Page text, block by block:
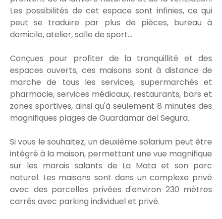
Les possibilités de cet espace sont infinies, ce qui
peut se traduire par plus de pièces, bureau à
domicile, atelier, salle de sport...
Conçues pour profiter de la tranquillité et des
espaces ouverts, ces maisons sont à distance de
marche de tous les services, supermarchés et
pharmacie, services médicaux, restaurants, bars et
zones sportives, ainsi qu'à seulement 8 minutes des
magnifiques plages de Guardamar del Segura.
Si vous le souhaitez, un deuxième solarium peut être
intégré à la maison, permettant une vue magnifique
sur les marais salants de La Mata et son parc
naturel. Les maisons sont dans un complexe privé
avec des parcelles privées d'environ 230 mètres
carrés avec parking individuel et privé.